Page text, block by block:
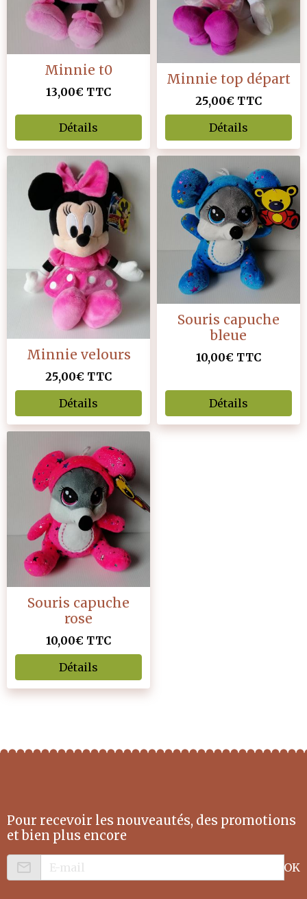
Minnie t0
13,00€ TTC
Détails
Minnie top départ
25,00€ TTC
Détails
Minnie velours
25,00€ TTC
Détails
Souris capuche
bleue
10,00€ TTC
Détails
Souris capuche
rose
10,00€ TTC
Détails
Pour recevoir les nouveautés, des promotions
et bien plus encore
OK